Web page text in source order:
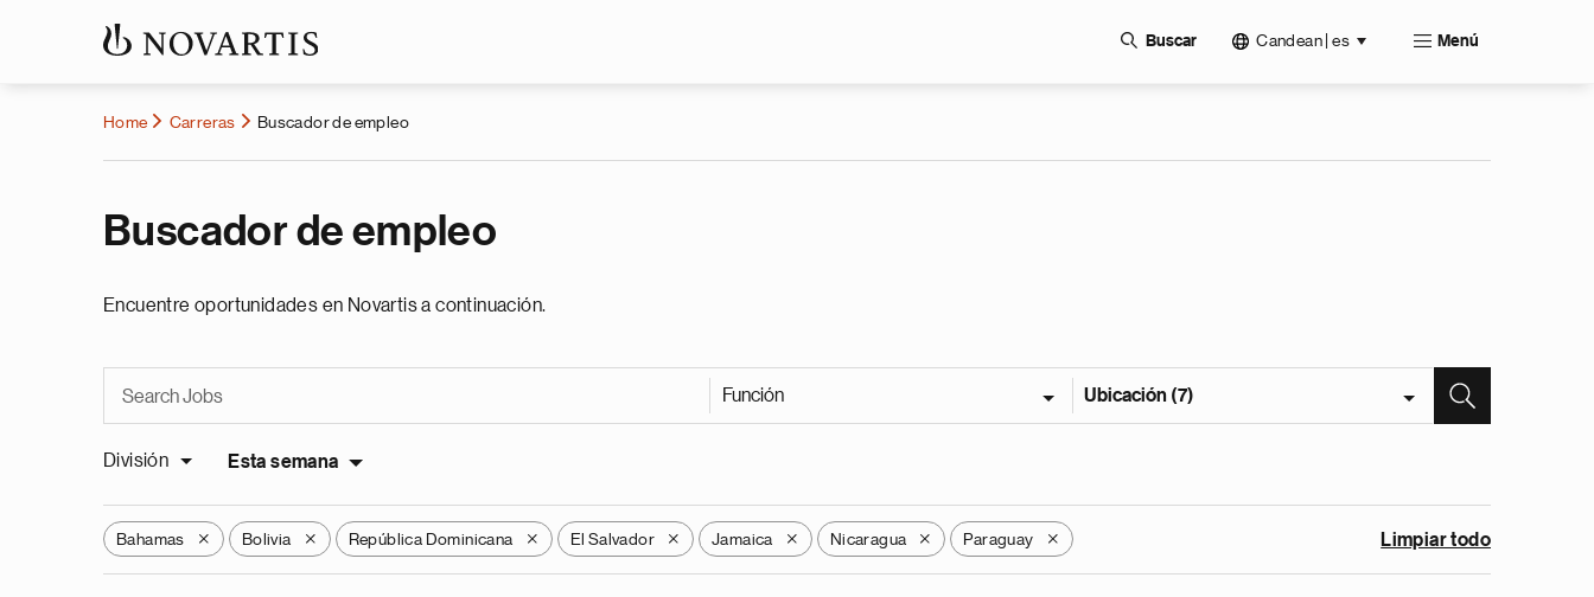
Buscar Candean | es Menú
Home Carreras Buscador de empleo
Buscador de empleo
Encuentre oportunidades en Novartis a continuación.
Función Ubicación (7)
División Esta semana
Bahamas X Bolivia X República Dominicana X El Salvador X Jamaica X Nicaragua X Paraguay X Limpiar todo